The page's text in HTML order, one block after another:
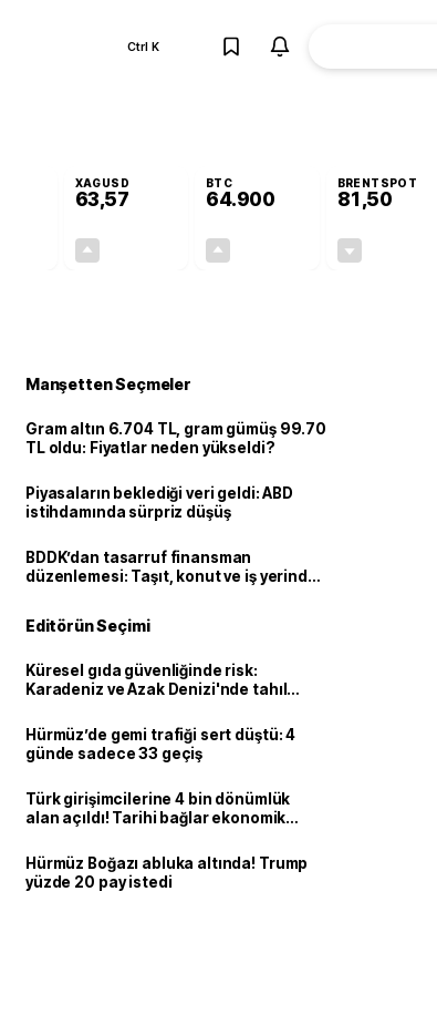
Ctrl K
XAGUSD
63,57
BTC
64.900
BRENTSPOT
81,50
Manşetten Seçmeler
Gram altın 6.704 TL, gram gümüş 99.70
TL oldu: Fiyatlar neden yükseldi?
Piyasaların beklediği veri geldi: ABD
istihdamında sürpriz düşüş
BDDK’dan tasarruf finansman
düzenlemesi: Taşıt, konut ve iş yerinde
Editörün Seçimi
Küresel gıda güvenliğinde risk:
Karadeniz ve Azak Denizi'nde tahıl
Hürmüz’de gemi trafiği sert düştü: 4
günde sadece 33 geçiş
Türk girişimcilerine 4 bin dönümlük
alan açıldı! Tarihi bağlar ekonomik
Hürmüz Boğazı abluka altında! Trump
yüzde 20 pay istedi